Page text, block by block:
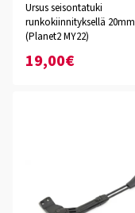
Ursus seisontatuki
runkokiinnityksellä 20mm
(Planet2 MY22)
19,00€